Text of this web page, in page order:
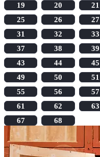
19
20 21
25
26 27
31
32 33
37
38 39
43
44 45
49
50 51
55
56 57
61
62 63
67
68